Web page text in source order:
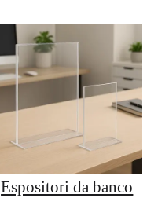
Espositori da banco